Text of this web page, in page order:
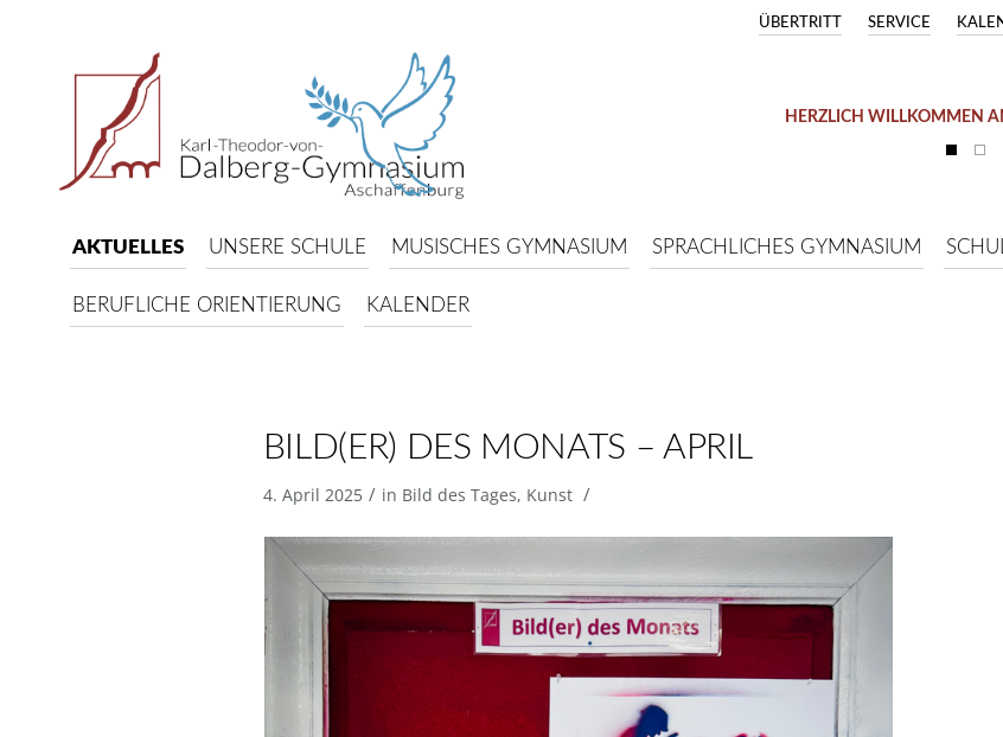
SERVICE
ÜBERTRITT
HERZLICH WILLKOMMEN
AKTUELLES UNSERE SCHULE MUSISCHES GYMNASIUM SPRACHLICHES GYMNASIUM
BERUFLICHE ORIENTIERUNG KALENDER
BILD(ER) DES MONATS – APRIL
4. April 2025 / in Bild des Tages, Kunst /